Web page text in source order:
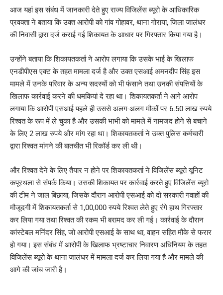
आज यहां इस संबंध में जानकारी देते हुए राज्य विजिलेंस ब्यूरो के आधिकारिक
प्रवक्ता ने बताया कि उक्त आरोपी को गांव गोहावर, थाना गोराया, जिला जालंधर
की निवासी द्वारा दर्ज कराई गई शिकायत के आधार पर गिरफ्तार किया गया है।
उन्होंने बताया कि शिकायतकर्ता ने आरोप लगाया कि उसके भाई के खिलाफ
एनडीपीएस एक्ट के तहत मामला दर्ज है और उक्त एसआई अमनदीप सिंह इस
मामले में उनके परिवार के अन्य सदस्यों को भी फंसाने तथा उनकी संपत्तियों के
खिलाफ कार्रवाई करने की धमकियां दे रहा था। शिकायतकर्ता ने आगे आरोप
लगाया कि आरोपी एसआई पहले ही उससे अलग-अलग मौकों पर 6.50 लाख रुपये
रिश्वत के रूप में ले चुका है और उसकी भाभी को मामले में नामजद होने से बचाने
के लिए 2 लाख रुपये और मांग रहा था। शिकायतकर्ता ने उक्त पुलिस कर्मचारी
द्वारा रिश्वत मांगने की बातचीत भी रिकॉर्ड कर ली थी।
और रिश्वत देने के लिए तैयार न होने पर शिकायतकर्ता ने विजिलेंस ब्यूरो यूनिट
कपूरथला से संपर्क किया। उसकी शिकायत पर कार्रवाई करते हुए विजिलेंस ब्यूरो
की टीम ने जाल बिछाया, जिसके दौरान आरोपी एसआई को दो सरकारी गवाहों की
मौजूदगी में शिकायतकर्ता से 1,00,000 रुपये रिश्वत लेते हुए रंगे हाथ गिरफ्तार
कर लिया गया तथा रिश्वत की रकम भी बरामद कर ली गई। कार्रवाई के दौरान
कांस्टेबल मनिंदर सिंह, जो आरोपी एसआई के साथ था, वाहन सहित मौके से फरार
हो गया। इस संबंध में आरोपी के खिलाफ भ्रष्टाचार निवारण अधिनियम के तहत
विजिलेंस ब्यूरो के थाना जालंधर में मामला दर्ज कर लिया गया है और मामले की
आगे की जांच जारी है।